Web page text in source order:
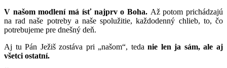
V našom modlení má ísť najprv o Boha. Až potom prichádzajú
na rad naše potreby a naše spolužitie, každodenný chlieb, to, čo
potrebujeme pre dnešný deň.
Aj tu Pán Ježiš zostáva pri „našom“, tedanie len ja sám, ale aj
všetci ostatní.